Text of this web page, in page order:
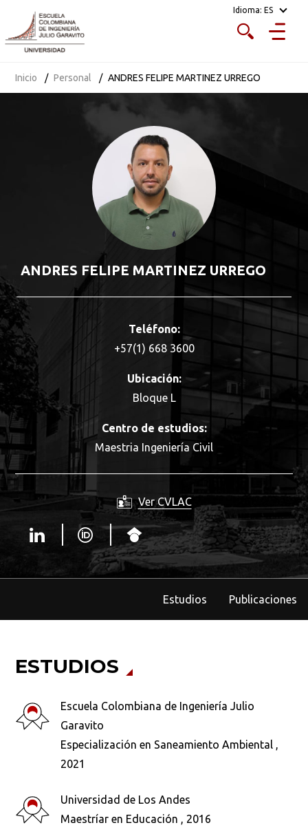
Idioma: ES
Inicio Personal ANDRES FELIPE MARTINEZ URREGO
ANDRES FELIPE MARTINEZ URREGO
Teléfono:
+57(1) 668 3600
Ubicación:
Bloque L
Centro de estudios:
Maestria Ingeniería Civil
Ver CVLAC
Estudios Publicaciones
ESTUDIOS
Escuela Colombiana de Ingeniería Julio
Garavito
Especialización en Saneamiento Ambiental ,
2021
Universidad de Los Andes
Maestríar en Educación , 2016